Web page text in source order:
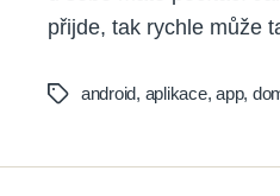
přijde, tak rychle může
Tagsandroid, aplikace,app,